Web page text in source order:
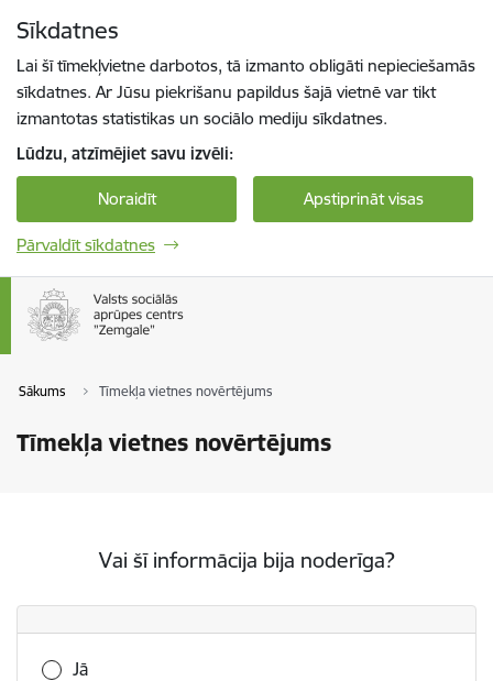
Sīkdatnes
Lai šī tīmekļvietne darbotos, tā izmanto obligāti nepieciešamās
sīkdatnes. Ar Jūsu piekrišanu papildus šajā vietnē var tikt
izmantotas statistikas un sociālo mediju sīkdatnes.
Lūdzu, atzīmējiet savu izvēli:
Noraidīt Apstiprināt visas
Pārvaldīt sīkdatnes
Sākums Tīmekļa vietnes novērtējums
Tīmekļa vietnes novērtējums
Vai šī informācija bija noderīga?
Vai šī informācija bija noderīga?
Jā